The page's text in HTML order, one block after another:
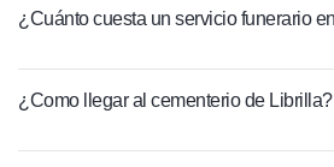
¿Cuánto cuesta un servicio funerario
¿Como llegar al cementerio de Librilla?